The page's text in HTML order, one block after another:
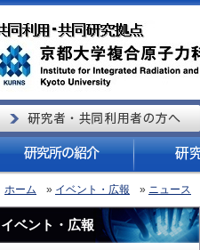
ホーム » イベント・広報 » ニュース
イベント・広報